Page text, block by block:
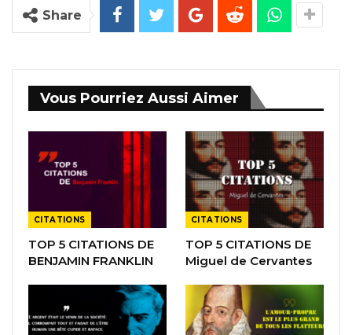
Share
Vous Pourriez Aussi Aimer
CITATIONS
TOP 5 CITATIONS DE
BENJAMIN FRANKLIN
CITATIONS
TOP 5 CITATIONS DE
Miguel de Cervantes